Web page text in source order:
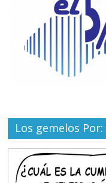
Los gemelos